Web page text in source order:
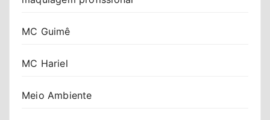
MC Guimê
MC Hariel
Meio Ambiente